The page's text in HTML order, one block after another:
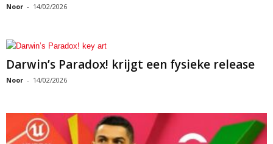
Noor - 14/02/2026
Darwin’s Paradox! krijgt een fysieke release
Noor - 14/02/2026